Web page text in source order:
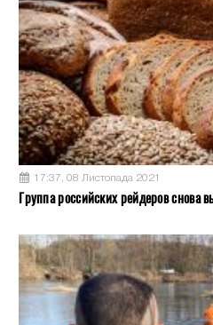
17:37, 08 Листопада 2021
Группа российских рейдеров снова